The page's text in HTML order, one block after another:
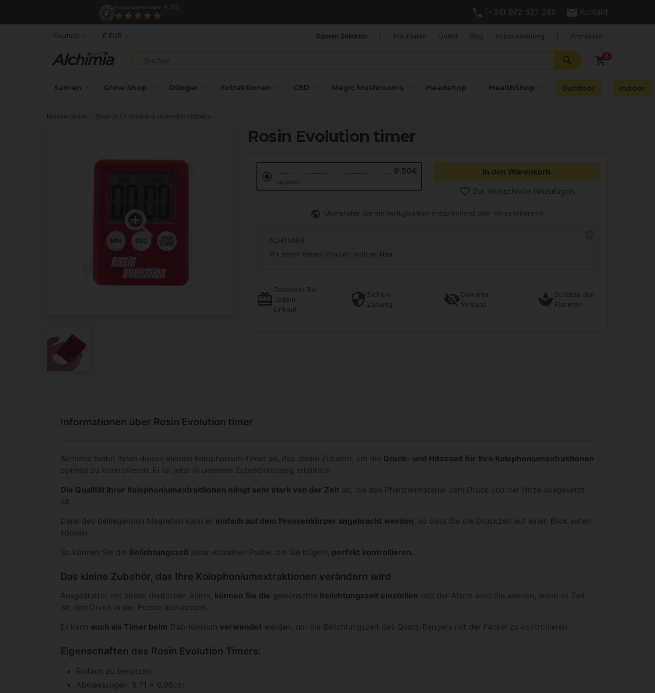
(+34) 972 527 248 Kontakt
shopping_cart
search
Samen Grow Shop Dünger Extraktionen CBD Magic Mushrooms Headshop HealthShop Outdoor Indoor
Samen Selektor Neuheiten Outlet Blog Anbauanleitung Anmelden
Deutsch € EUR
Harzextraktion Zubehör für Rosin und andere Extraktionen
Rosin Evolution timer
9.50€
Lagernd
In den Warenkorb
Zur Wunschliste hinzufügen
Überprüfen Sie die Verfügbarkeit entsprechend dem Versandbereich.
ACHTUNG!
Wir liefern dieses Produkt nicht an Usa
Geschenk Bei
Jedem
Einkauf
Sichere
Zahlung
Diskreter
Versand
Schütze den
Planeten
Informationen über Rosin Evolution timer
Alchimia bietet Ihnen diesen kleinen Kolophonium-Timer an, das ideale Zubehör, um die Druck- und Hitzezeit für Ihre Kolophoniumextraktionen
optimal zu kontrollieren. Er ist jetzt in unserem Zubehörkatalog erhältlich.
Die Qualität Ihrer Kolophoniumextraktionen hängt sehr stark von der Zeit ab, die das Pflanzenmaterial dem Druck und der Hitze ausgesetzt
ist.
Dank des beiliegenden Magneten kann er einfach auf dem Pressenkörper angebracht werden , so dass Sie die Druckzeit auf einen Blick sehen
können.
So können Sie die Belichtungszeit jeder einzelnen Probe, die Sie bügeln, perfekt kontrollieren
Das kleine Zubehör, das Ihre Kolophoniumextraktionen verändern wird
Ausgestattet mit einem deutlichen Alarm, können Sie die gewünschte Belichtungszeit einstellen und der Alarm wird Sie warnen, wenn es Zeit
ist, den Druck in der Presse abzulassen.
Er kann auch als Timer beim Dab-Konsum verwendet werden, um die Belichtungszeit des Quarz-Bangers mit der Fackel zu kontrollieren.
Eigenschaften des Rosin Evolution Timers:
Einfach zu benutzen
Abmessungen: 5,71 x 6,98cm